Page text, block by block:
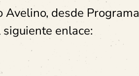
Avelino, desde Programa
enlace: